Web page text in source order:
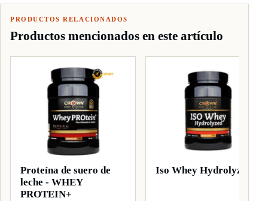
PRODUCTOS RELACIONADOS
Productos mencionados en este artículo
Proteína de suero de
leche - WHEY
PROTEIN+
Iso Whey Hydrolyzed